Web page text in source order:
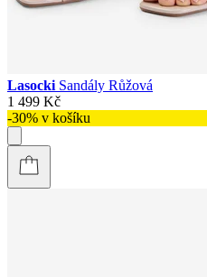
Lasocki Sandály Růžová
1 499 Kč
-30% v košíku